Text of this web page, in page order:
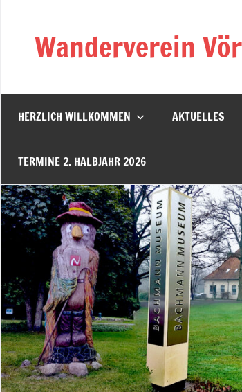
springenWanderverein
HERZLICH WILLKOMMEN AKTUELLES
TERMINE 2. HALBJAHR 2026